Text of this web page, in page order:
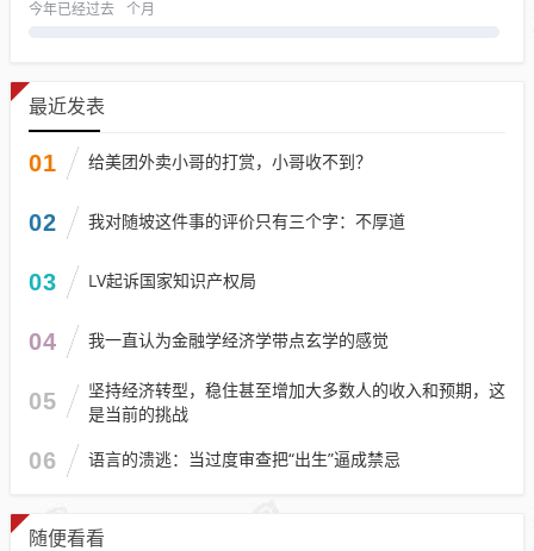
今年已经过去 个月
最近发表
01 给美团外卖小哥的打赏，小哥收不到？
02 我对随坡这件事的评价只有三个字：不厚道
03 LV起诉国家知识产权局
04 我一直认为金融学经济学带点玄学的感觉
05
坚持经济转型，稳住甚至增加大多数人的收入和预期，这
是当前的挑战
06 语言的溃逃：当过度审查把“出生”逼成禁忌
随便看看